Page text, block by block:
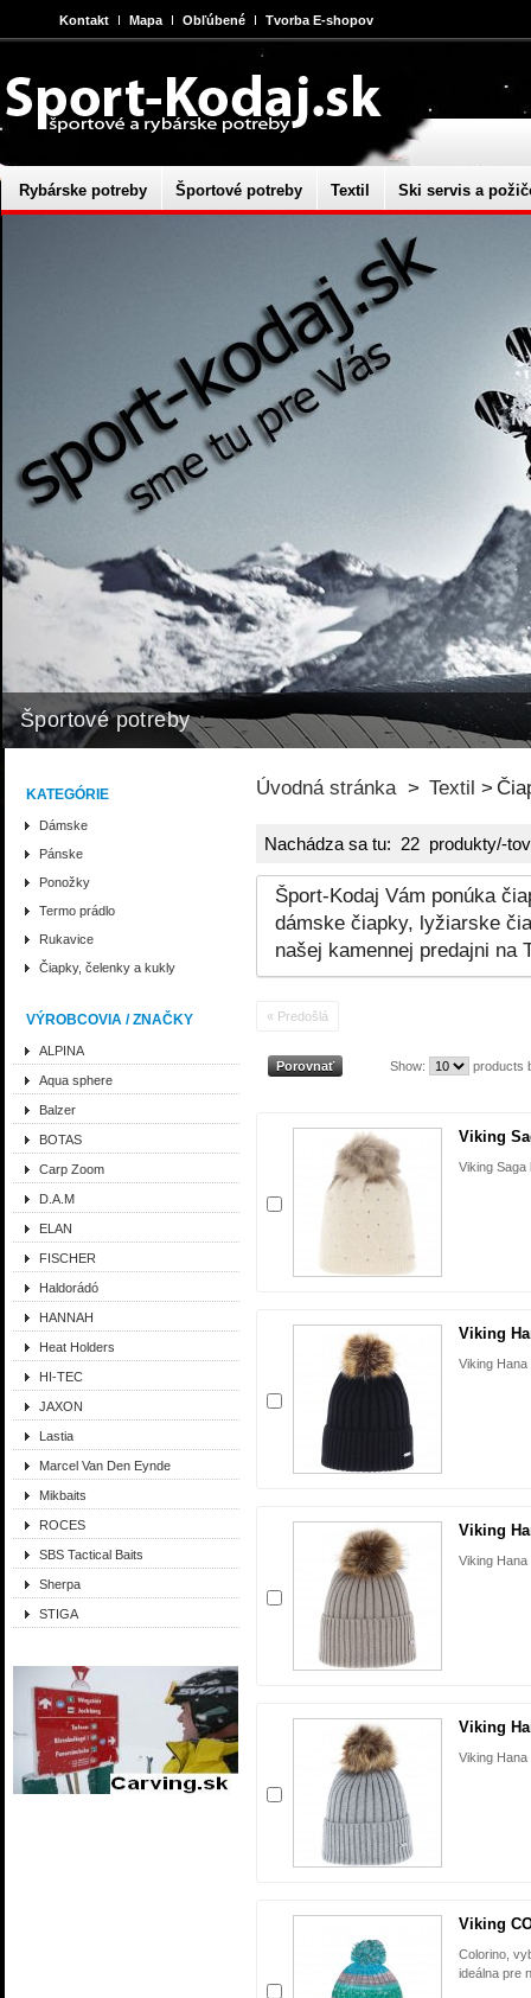
Kontakt Mapa Obľúbené Tvorba E-shopov
Rybárske potreby Športové potreby Textil Ski servis a
Športové potreby
KATEGÓRIE
Dámske
Pánske
Ponožky
Termo prádlo
Rukavice
Čiapky, čelenky a kukly
VÝROBCOVIA / ZNAČKY
ALPINA
Aqua sphere
Balzer
BOTAS
Carp Zoom
D.A.M
ELAN
FISCHER
Haldorádó
HANNAH
Heat Holders
HI-TEC
JAXON
Lastia
Marcel Van Den Eynde
Mikbaits
ROCES
SBS Tactical Baits
Sherpa
STIGA
Úvodná stránka > Textil >
Nachádza sa tu: 22 produkty/-
Šport-Kodaj Vám ponúka
dámske čiapky, lyžiarske
našej kamennej predajni na
« Predošlá
Show: products
Viking
Viking Saga
Viking
Viking
Viking
Viking
Viking
Viking
Viking
Colorino,
ideálna pre